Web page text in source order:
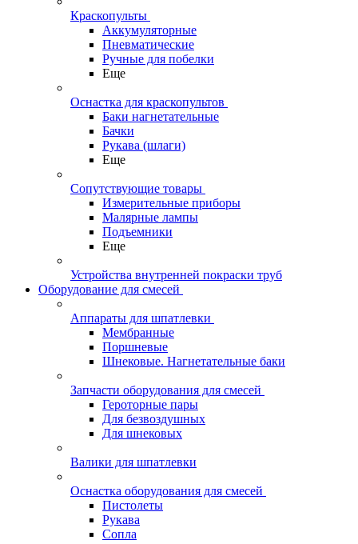
Краскопульты
Аккумуляторные
Пневматические
Ручные для побелки
Еще
Оснастка для краскопультов
Баки нагнетательные
Бачки
Рукава (шлаги)
Еще
Сопутствующие товары
Измерительные приборы
Малярные лампы
Подъемники
Еще
Устройства внутренней покраски труб
Оборудование для смесей
Аппараты для шпатлевки
Мембранные
Поршневые
Шнековые. Нагнетательные баки
Запчасти оборудования для смесей
Героторные пары
Для безвоздушных
Для шнековых
Валики для шпатлевки
Оснастка оборудования для смесей
Пистолеты
Рукава
Сопла